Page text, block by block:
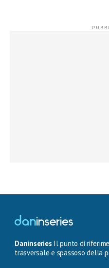
Daninseries Il punto di
trasversale e spassoso della